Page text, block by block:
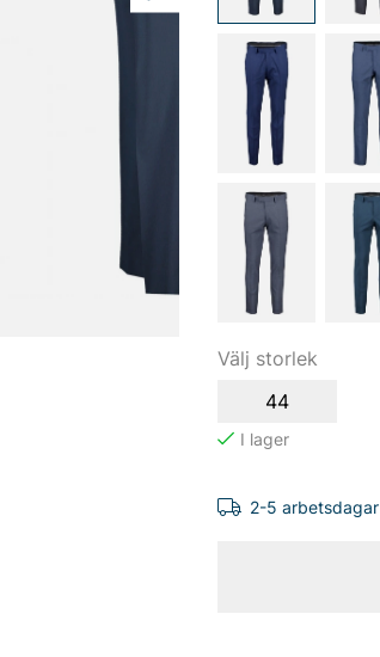
Välj storlek
44
2-5 arbetsdagar